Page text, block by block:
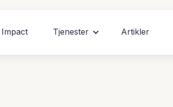
Impact Tjenester Artikler